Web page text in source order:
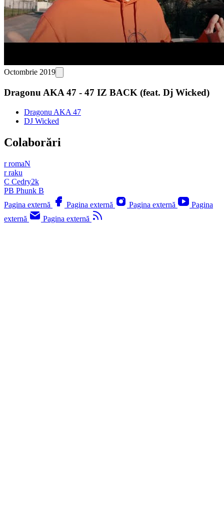
Octombrie 2019
Dragonu AKA 47 - 47 IZ BACK (feat. Dj Wicked)
Dragonu AKA 47
DJ Wicked
Colaborări
rromaN
rraku
C Cedry2k
PB Phunk B
Pagina externă
Pagina externă Pagina externă
Pagina
externă
Pagina externă